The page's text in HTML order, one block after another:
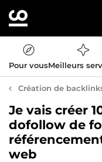
Pour vousMeilleurs
Création de
Je vais créer
dofollow de
web